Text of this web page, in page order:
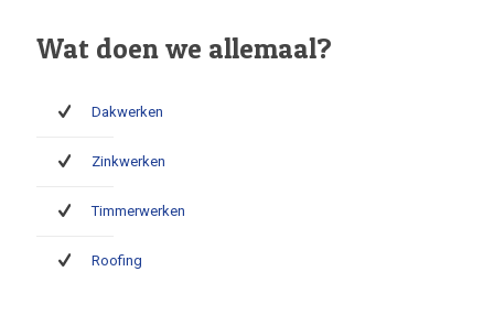
Wat doen we allemaal?
Dakwerken
Zinkwerken
Timmerwerken
Roofing